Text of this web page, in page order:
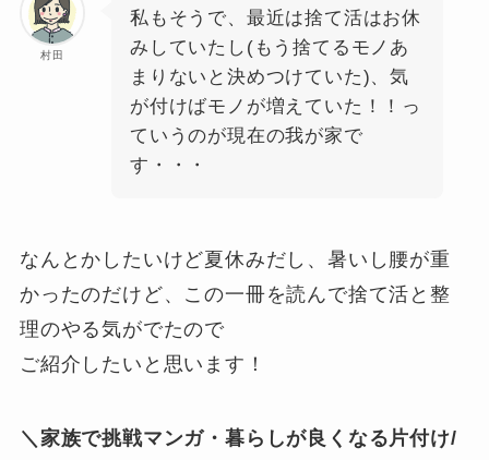
村田
私もそうで、最近は捨て活はお休
みしていたし(もう捨てるモノあ
まりないと決めつけていた)、気
が付けばモノが増えていた！！っ
ていうのが現在の我が家で
す・・・
なんとかしたいけど夏休みだし、暑いし腰が重
かったのだけど、この一冊を読んで捨て活と整
理のやる気がでたので
ご紹介したいと思います！
＼家族で挑戦マンガ・暮らしが良くなる片付け/